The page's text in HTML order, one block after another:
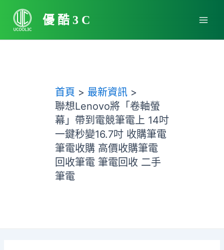
要
優酷3C
首頁
最新資訊
聯想Lenovo將「卷軸螢
幕」帶到電競筆電上 14吋
一鍵秒變16.7吋 收購筆電
筆電收購 高價收購筆電
回收筆電 筆電回收 二手
筆電